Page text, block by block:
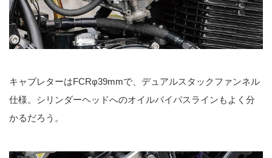
キャブレターはFCRφ39mmで、デュアルスタックファンネル
仕様。シリンダーヘッドへのオイルバイパスラインもよく分
かるだろう。